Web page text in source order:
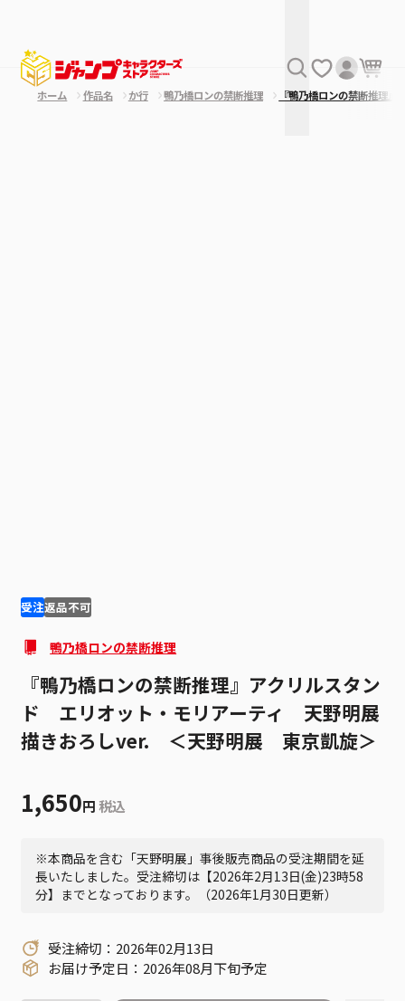
ホーム 作品名 か行 鴨乃橋ロンの禁断推理 『鴨乃橋ロンの禁断推理
受注返品不可
鴨乃橋ロンの禁断推理
『鴨乃橋ロンの禁断推理』アクリルスタン
ド エリオット・モリアーティ 天野明展
描きおろしver. ＜天野明展 東京凱旋＞
1,650円 税込
※本商品を含む「天野明展」事後販売商品の受注期間を延
長いたしました。受注締切は【2026年2月13日(金)23時58
分】までとなっております。（2026年1月30日更新）
受注締切：2026年02月13日
お届け予定日：2026年08月下旬予定